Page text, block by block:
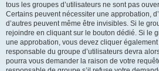
tous les groupes d’utilisateurs ne sont pas
Certains peuvent nécessiter une approbation,
d’autres peuvent même être invisibles. Si le
rejoindre en cliquant sur le bouton dédié. Si le
une approbation, vous devez cliquer
responsable du groupe d’utilisateurs devra
pourra vous demander la raison de votre